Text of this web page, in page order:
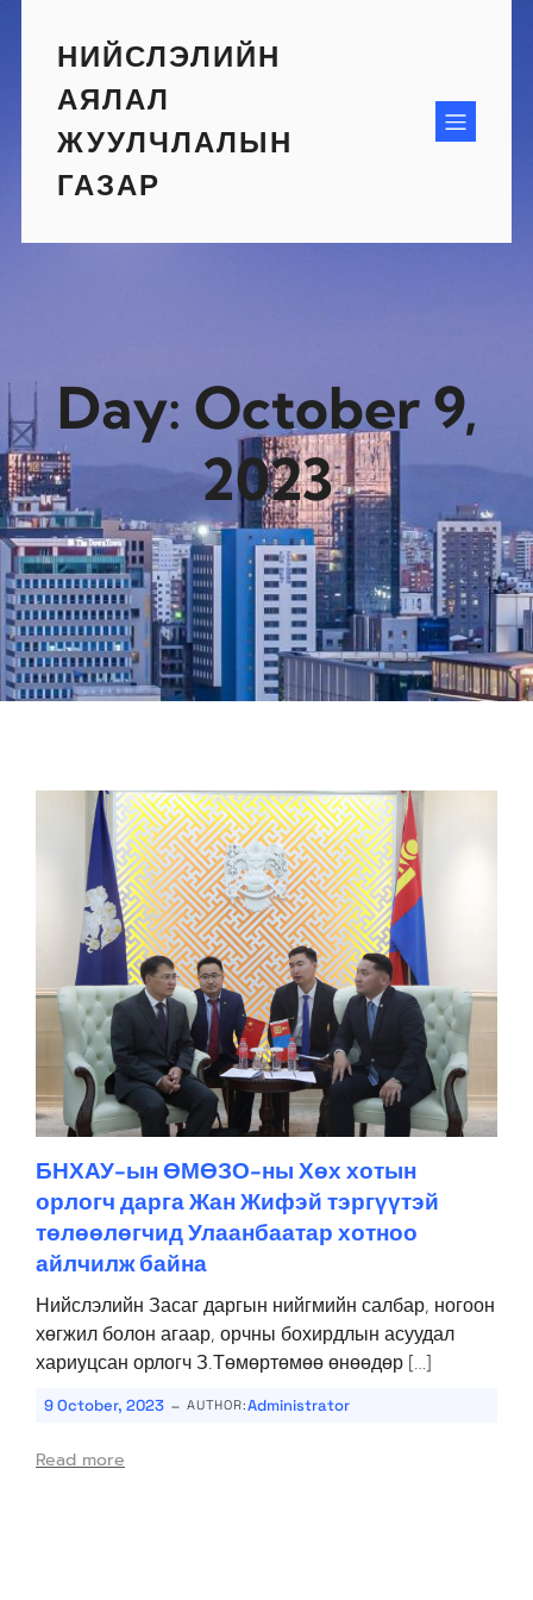
contentНИЙСЛЭЛИЙН
АЯЛАЛ
ЖУУЛЧЛАЛЫН
ГАЗАР
Day: October 9,
2023
БНХАУ-ын ӨМӨЗО-ны Хөх хотын
орлогч дарга Жан Жифэй тэргүүтэй
төлөөлөгчид Улаанбаатар хотноо
айлчилж байна
Нийслэлийн Засаг даргын нийгмийн салбар, ногоон
хөгжил болон агаар, орчны бохирдлын асуудал
хариуцсан орлогч З.Төмөртөмөө өнөөдөр […]
9 October, 2023 - AUTHOR:Administrator
Read more